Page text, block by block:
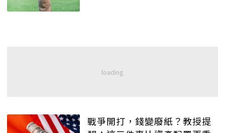
戰爭開打，錢變廢紙？教授提